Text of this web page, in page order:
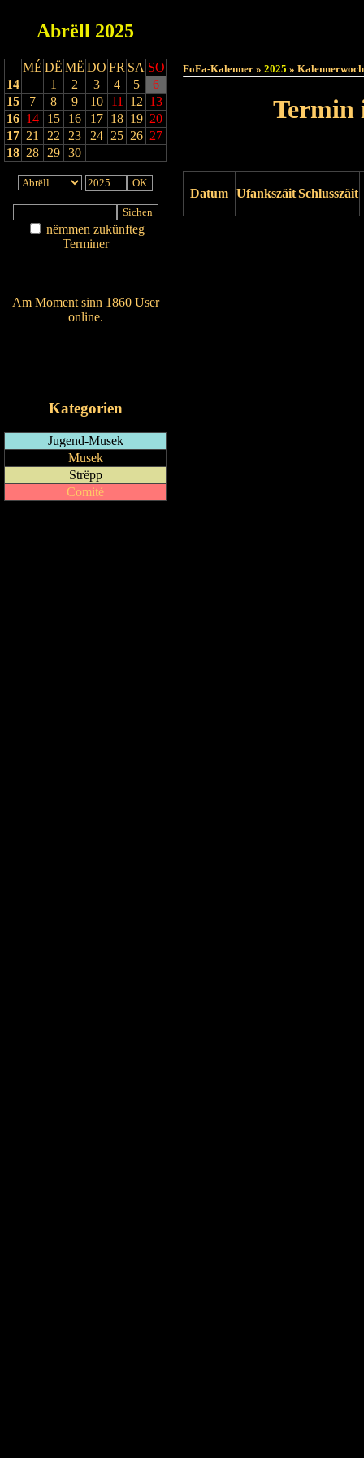
Abrëll 2025
MÉ DË MË DO FR SA SO
14
1 2 3 4 5
6
15
7 8 9 10 11 12 13
16 14 15 16 17 18 19 20
17 21 22 23 24 25 26 27
18 28 29 30
nëmmen zukünfteg
Terminer
Am Moment sinn 1860 User
online.
Kategorien
Jugend-Musek
Musek
Strëpp
Comité
FoFa-Kalenner » 2025 »
Termin
Datum UfankszäitSchlusszäit